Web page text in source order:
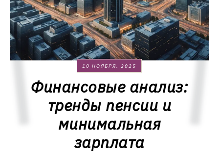
10 НОЯБРЯ, 2025
Финансовые анализ:
тренды пенсии и
минимальная
зарплата